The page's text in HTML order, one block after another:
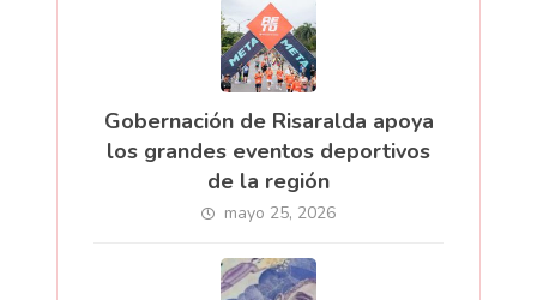
Gobernación de Risaralda apoya
los grandes eventos deportivos
de la región
mayo 25, 2026